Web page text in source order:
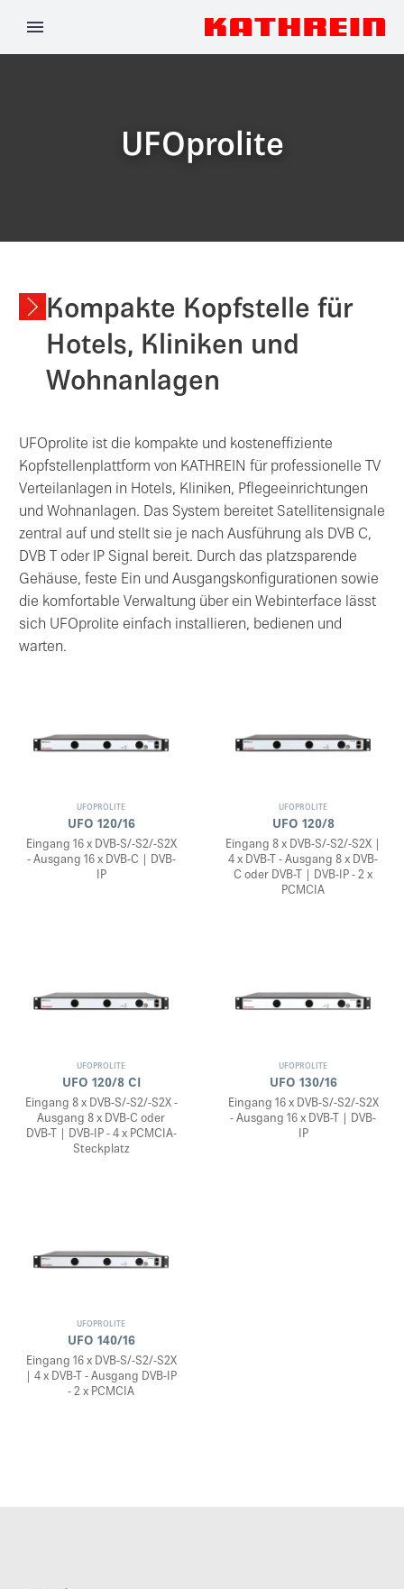
UFOprolite
Kompakte Kopfstelle für
Hotels, Kliniken und
Wohnanlagen
UFOprolite ist die kompakte und kosteneffiziente
Kopfstellenplattform von KATHREIN für professionelle TV
Verteilanlagen in Hotels, Kliniken, Pflegeeinrichtungen
und Wohnanlagen. Das System bereitet Satellitensignale
zentral auf und stellt sie je nach Ausführung als DVB C,
DVB T oder IP Signal bereit. Durch das platzsparende
Gehäuse, feste Ein und Ausgangskonfigurationen sowie
die komfortable Verwaltung über ein Webinterface lässt
sich UFOprolite einfach installieren, bedienen und
warten.
UFOPROLITE
UFO 120/16
Eingang 16 x DVB-S/-S2/-S2X
- Ausgang 16 x DVB-C | DVB-
IP
UFOPROLITE
UFO 120/8
Eingang 8 x DVB-S/-S2/-S2X |
4 x DVB-T - Ausgang 8 x DVB-
C oder DVB-T | DVB-IP - 2 x
PCMCIA
UFOPROLITE
UFO 120/8 CI
Eingang 8 x DVB-S/-S2/-S2X -
Ausgang 8 x DVB-C oder
DVB-T | DVB-IP - 4 x PCMCIA-
Steckplatz
UFOPROLITE
UFO 130/16
Eingang 16 x DVB-S/-S2/-S2X
- Ausgang 16 x DVB-T | DVB-
IP
UFOPROLITE
UFO 140/16
Eingang 16 x DVB-S/-S2/-S2X
| 4 x DVB-T - Ausgang DVB-IP
- 2 x PCMCIA